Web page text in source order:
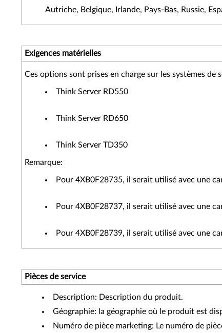
Autriche, Belgique, Irlande, Pays-Bas, Russie,
Exigences matérielles
Ces options sont prises en charge sur les systèmes de
Think Server RD550
Think Server RD650
Think Server TD350
Remarque:
Pour 4XB0F28735, il serait utilisé avec une
Pour 4XB0F28737, il serait utilisé avec une
Pour 4XB0F28739, il serait utilisé avec une
Pièces de service
Description: Description du produit.
Géographie: la géographie où le produit est
Numéro de pièce marketing: Le numéro de